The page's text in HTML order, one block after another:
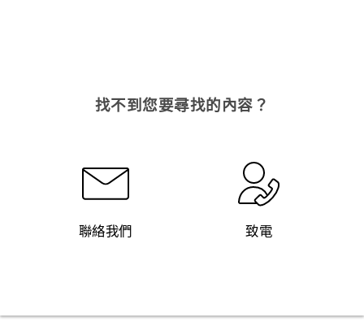
找不到您要尋找的內容？
聯絡我們 致電